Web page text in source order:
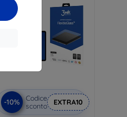
-10%
Codice
sconto
EXTRA10